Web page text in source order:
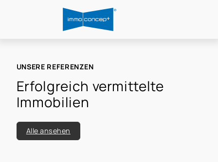
UNSERE REFERENZEN
Erfolgreich vermittelte
Immobilien
Alle ansehen